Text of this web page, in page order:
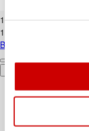
1
1,19€/kg
Banāni CAVENDISH kg